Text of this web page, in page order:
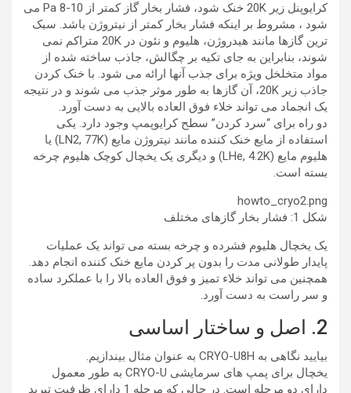
کرایوپنل زیر 20K خنک شود، فشار بخار گاز کمتر از 10-8 Pa می
شود ، مشروط بر اینکه فشار بخار کمتر از نیتروژن باشد. سبک
ترین گازها مانند هیدروژن، هلیوم و نئون در 20K متراکم نمی
شوند، بنابراین به جای تکیه بر چگالش، جاذب ساخته شده از
مواد متخلخل ویژه برای جذب آنها ارائه می شود. با خنک کردن
جاذب زیر 20K، آن گازها به طور موثر جذب می شوند و در نتیجه
یک انجماد می تواند خلاء فوق العاده بالایی به دست آورد.
دو راه برای “سرد کردن” سطح کرایوپمپ وجود دارد. یکی
استفاده از مایع خنک کننده مانند نیتروژن مایع (LN2, 77K) یا
هلیوم مایع (LHe, 4.2K) و دیگری یک یخچال کوچک هلیوم چرخه
بسته است.
howto_cryo2.png
شکل 1: فشار بخار گازهای مختلف
یک یخچال هلیوم فشرده و چرخه بسته می تواند یک عملیات
پایدار طولانی مدت را بدون پر کردن مایع خنک کننده انجام دهد.
همچنین می تواند خلاء تمیز و فوق العاده بالا را با عملکرد ساده
و سر راست به دست آورد.
2. اصل و ساختار اساسی
بیایید نگاهی به CRYO-U8H به عنوان مثال بیندازیم.
یخچال برای پمپ های سرمایشی CRYO-U به طور معمول
دارای دو مرحله است. در حالی که مرحله 1 دارای ظرفیت تبرید